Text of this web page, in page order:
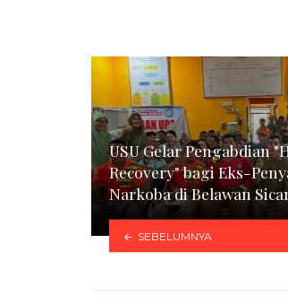
USU Gelar Pengabdian
Recovery" bagi Eks-
Narkoba di Belawan
SEBELUMNYA